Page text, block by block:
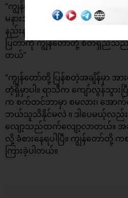
“ကျွန်တော်တို့က ခရစ်စမတ်လို ကာ
မနားဘဲ အမြဲတမ်းကစားနေကျပါ
နည်းနည်းထူးဆန်းတယ်လို့ ခံစားရပေ
ပြတာကို ကျွန်တော်တို့ စိတ်ရှည်သည်းခံ
တယ်”
“ကျွန်တော်တို့ ပြန်စတဲ့အချိန်မှာ
တံ့ရှိမှာပါ။ ရာသီက ကျော်လွန်သွား
က စက်တင်ဘာမှာ စမလား၊ အောက်
ဘယ်သူသိနိုင်မလဲ ။ ဒါပေမယ့်လည်
လျော့သည်ထက်လျော့လာတယ်။
လို့ ခံစားနေရပါပြီ။ ကျွန်တော်တို့ က
ကြားခဲ့ပါတယ်။